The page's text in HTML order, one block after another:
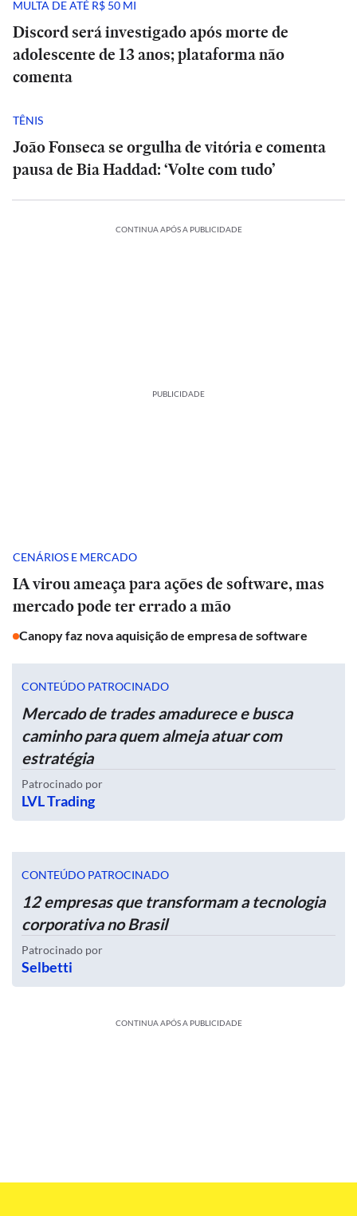
MULTA DE ATÉ R$ 50 MI
Discord será investigado após morte de
adolescente de 13 anos; plataforma não
comenta
TÊNIS
João Fonseca se orgulha de vitória e comenta
pausa de Bia Haddad: ‘Volte com tudo’
CONTINUA APÓS A PUBLICIDADE
PUBLICIDADE
CENÁRIOS E MERCADO
IA virou ameaça para ações de software, mas
mercado pode ter errado a mão
Canopy faz nova aquisição de empresa de software
CONTEÚDO PATROCINADO
Mercado de trades amadurece e busca
caminho para quem almeja atuar com
estratégia
Patrocinado por
LVL Trading
CONTEÚDO PATROCINADO
12 empresas que transformam a tecnologia
corporativa no Brasil
Patrocinado por
Selbetti
CONTINUA APÓS A PUBLICIDADE